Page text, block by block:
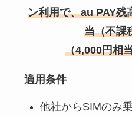
ン利用で、au PAY残
当（不課
（4,000円相
適用条件
他社からSIMのみ